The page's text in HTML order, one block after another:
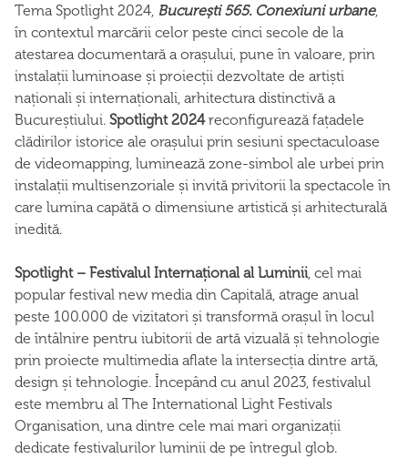
Tema Spotlight 2024, București 565. Conexiuni urbane,
în contextul marcării celor peste cinci secole de la
atestarea documentară a orașului, pune în valoare, prin
instalații luminoase și proiecții dezvoltate de artiști
naționali și internaționali, arhitectura distinctivă a
Bucureștiului. Spotlight 2024reconfigurează fațadele
clădirilor istorice ale orașului prin sesiuni spectaculoase
de videomapping, luminează zone-simbol ale urbei prin
instalații multisenzoriale și invită privitorii la spectacole în
care lumina capătă o dimensiune artistică și arhitecturală
inedită.
Spotlight – Festivalul Internațional al Luminii, cel mai
popular festival new media din Capitală, atrage anual
peste 100.000 de vizitatori și transformă orașul în locul
de întâlnire pentru iubitorii de artă vizuală și tehnologie
prin proiecte multimedia aflate la intersecția dintre artă,
design și tehnologie. Începând cu anul 2023, festivalul
este membru al The International Light Festivals
Organisation, una dintre cele mai mari organizații
dedicate festivalurilor luminii de pe întregul glob.